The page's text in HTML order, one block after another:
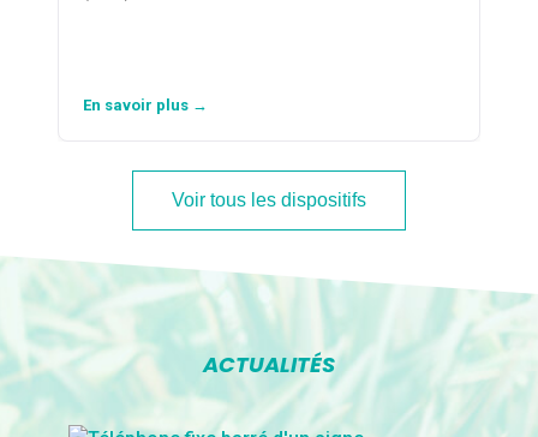
En savoir plus →
Voir tous les dispositifs
ACTUALITÉS